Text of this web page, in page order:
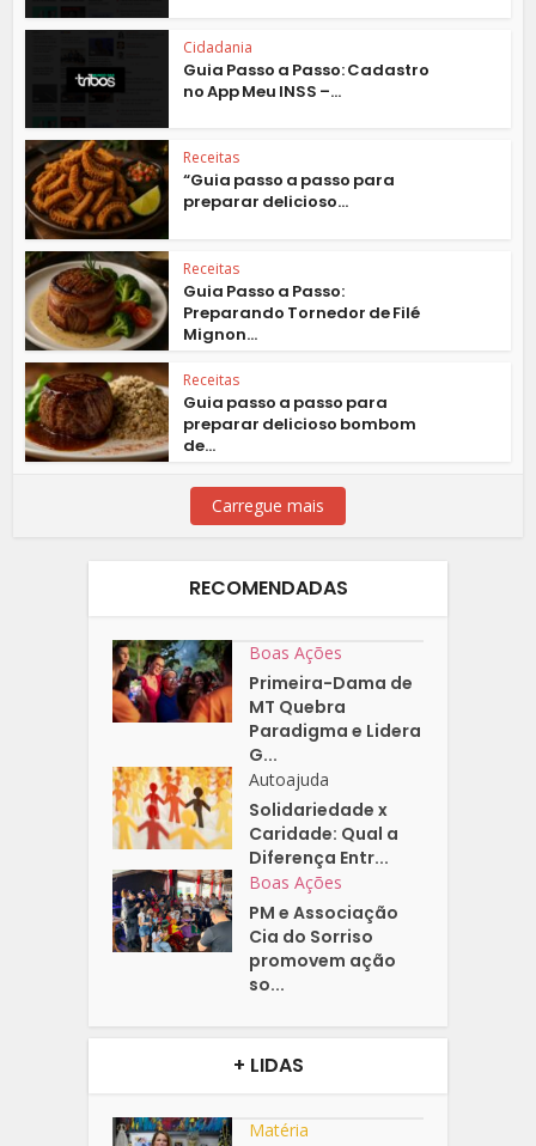
Cidadania
Guia Passo a Passo: Cadastro
no App Meu INSS –...
Receitas
“Guia passo a passo para
preparar delicioso...
Receitas
Guia Passo a Passo:
Preparando Tornedor de Filé
Mignon...
Receitas
Guia passo a passo para
preparar delicioso bombom
de...
Carregue mais
RECOMENDADAS
Boas Ações
Primeira-Dama de
MT Quebra
Paradigma e Lidera
G...
Autoajuda
Solidariedade x
Caridade: Qual a
Diferença Entr...
Boas Ações
PM e Associação
Cia do Sorriso
promovem ação
so...
+ LIDAS
Matéria